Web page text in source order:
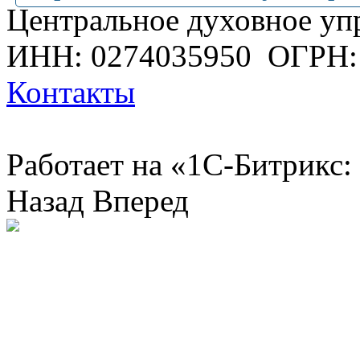
Центральное духовное
ИНН: 0274035950 ОГРН:
Контакты
Работает на «1С-
Назад Вперед